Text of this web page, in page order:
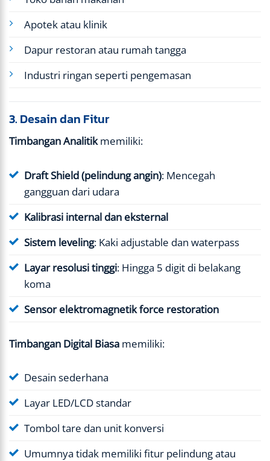
Apotek atau klinik
Dapur restoran atau rumah tangga
Industri ringan seperti pengemasan
3. Desain dan Fitur
Timbangan Analitikmemiliki:
Draft Shield (pelindung angin): Mencegah
gangguan dari udara
Kalibrasi internal dan eksternal
Sistem leveling: Kaki adjustable dan waterpass
Layar resolusi tinggi: Hingga 5 digit di belakang
koma
Sensor elektromagnetik force restoration
Timbangan Digital Biasa memiliki:
Desain sederhana
Layar LED/LCD standar
Tombol tare dan unit konversi
Umumnya tidak memiliki fitur pelindung atau